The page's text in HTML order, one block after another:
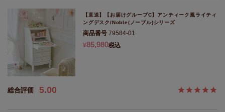
【直送】【お届けグループC】アンティーク風ライティ
ングデスク/Noble(ノーブル)シリーズ
商品番号 79584-01
¥85,980税込
5.00